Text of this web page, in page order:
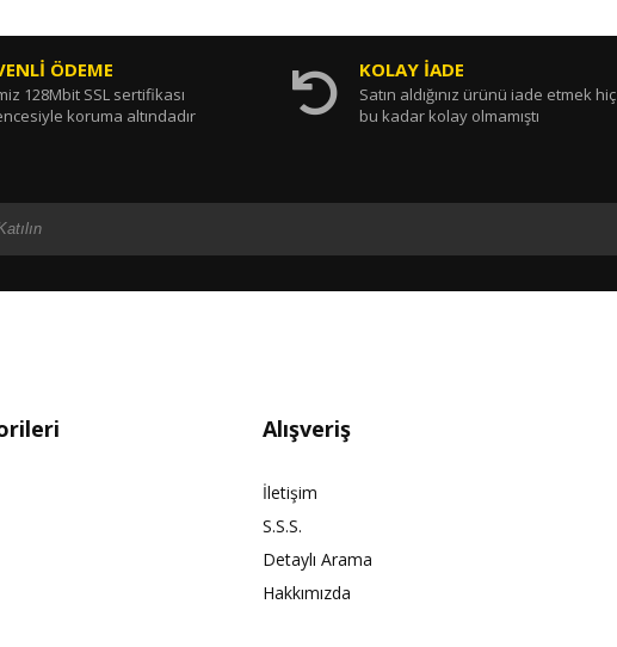
ÖDEME
128Mbit SSL sertifikası
koruma altındadır
KOLAY İADE
Satın aldığınız ürünü iade etmek hiç
bu kadar kolay olmamıştı
Alışveriş
İletişim
S.S.S.
Detaylı Arama
Hakkımızda